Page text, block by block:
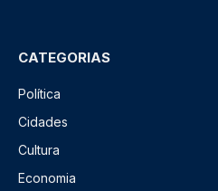
CATEGORIAS
Política
Cidades
Cultura
Economia